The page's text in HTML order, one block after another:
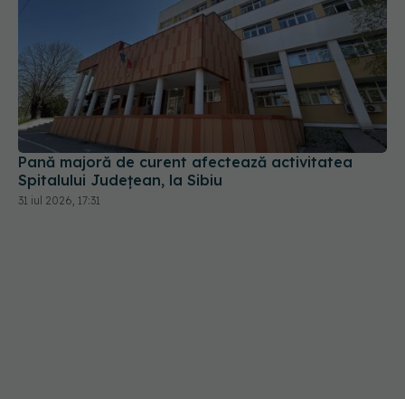
Pană majoră de curent afectează activitatea
Spitalului Județean, la Sibiu
31 iul 2026, 17:31